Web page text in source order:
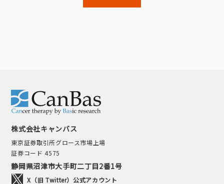
株式会社キャンバス
東京証券取引所グロース市場上場
証券コード 4575
静岡県沼津市大手町二丁目2番1号
X（旧 Twitter）公式アカウント